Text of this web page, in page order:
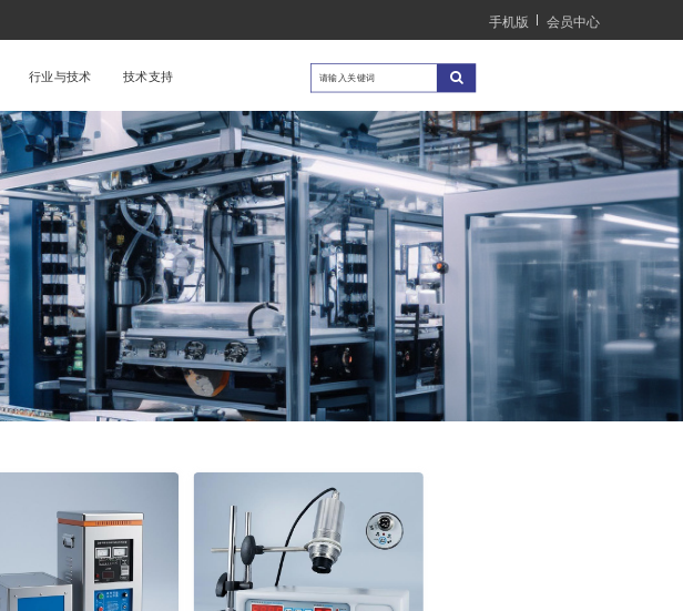
手机版 会员中心
行业与技术 技术支持